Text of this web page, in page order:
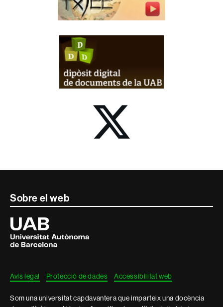
Contacte
informació
legal
Sobre el web
Universitat
Autònoma
de
Barcelona
Avís legal Protecció de dades Accessibilitat web
Som una universitat capdavantera que imparteix una docència